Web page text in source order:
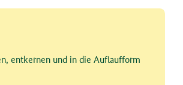
entkernen und in die Auflaufform